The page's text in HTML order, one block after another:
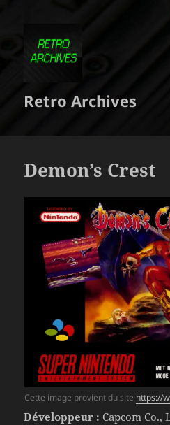
Retro Archives
Demon’s Crest
Cette image provient du site https://
Développeur : Capcom Co.,